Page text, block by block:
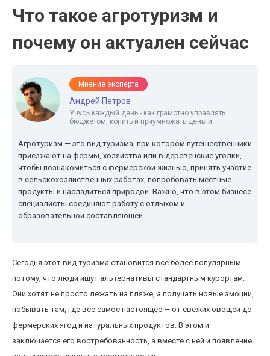
Что такое агротуризм и
почему он актуален сейчас
Мнение эксперта
Андрей Петров
Учусь каждый день - как грамотно управлять
бюджетом, копить и приумножать деньги
Агротуризм — это вид туризма, при котором путешественники
приезжают на фермы, хозяйства или в деревенские уголки,
чтобы познакомиться с фермерской жизнью, принять участие
в сельскохозяйственных работах, попробовать местные
продукты и насладиться природой. Важно, что в этом бизнесе
специалисты соединяют работу с отдыхом и
образовательной составляющей.
Сегодня этот вид туризма становится всё более популярным
потому, что люди ищут альтернативы стандартным курортам.
Они хотят не просто лежать на пляже, а получать новые эмоции,
побывать там, где всё самое настоящее — от свежих овощей до
фермерских ягод и натуральных продуктов. В этом и
заключается его востребованность, а вместе с ней и появление